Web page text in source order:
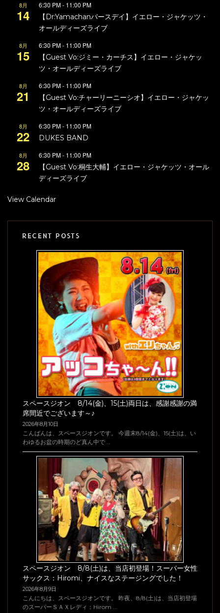
8月
14
6:30 PM- 11:00 PM
【Dr:Yamachanバースデイ】イエロー・ジャケッツ・
オールディーズライブ
8月
15
6:30 PM- 11:00 PM
【Guest Vo:ジミー・カーチス】イエロー・ジャケッ
ツ・オールディーズライブ
8月
21
6:30 PM- 11:00 PM
【Guest Vo:チャーリーニーシオ】イエロー・ジャケッ
ツ・オールディーズライブ
8月
22
6:30 PM- 11:00 PM
DUKES BAND
8月
28
6:30 PM- 11:00 PM
【Guest Vo:桐生大輔】イエロー・ジャケッツ・オール
ディーズライブ
View Calendar
RECENT POSTS
スペースジオン 8/14(金)、15(土)両日は、感謝感謝の満
席間近でございます～♪
2026年8月10日
こんばんは、スペースジオンです。 今週末8/14(金)、15(土)は、い
わゆるお盆の時期のど真ん中で …
スペースジオン 8/8(土)は、当店初登場！スーパー女性
サックス：Hiromi、ナイスなステージングでした！
2026年8月9日
こんにちは、スペースジオンです。 昨夜、8/8(土)は、当店初登場
のスーパーＳＡＸレディ：Hirom …